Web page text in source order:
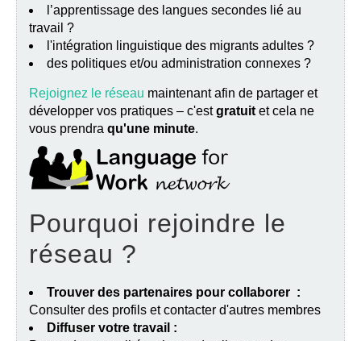
l’apprentissage des langues secondes lié au
travail ?
l'intégration linguistique des migrants adultes ?
des politiques et/ou administration connexes ?
Rejoignez le réseau maintenant afin de partager et
développer vos pratiques – c'estgratuit et cela ne
vous prendra qu'une minute.
Pourquoi rejoindre le
réseau ?
Trouver des partenaires pour collaborer :
Consulter des profils et contacter d'autres membres
Diffuser votre travail :